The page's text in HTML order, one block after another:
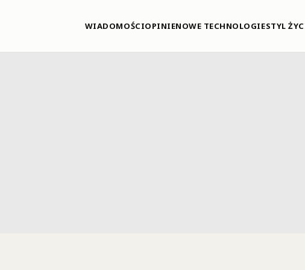
WIADOMOŚCIOPINIENOWE TECHNOLOGIESTYL